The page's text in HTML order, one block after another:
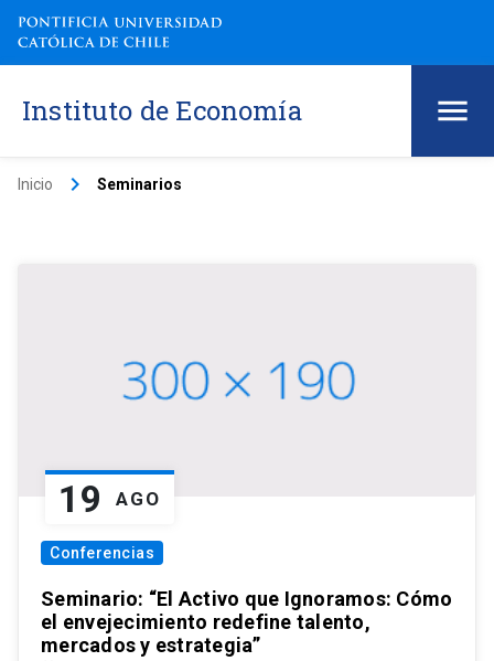
Instituto de Economía
Inicio keyboard_arrow_right Seminarios
19 AGO
Conferencias
Seminario: “El Activo que Ignoramos: Cómo
el envejecimiento redefine talento,
mercados y estrategia”